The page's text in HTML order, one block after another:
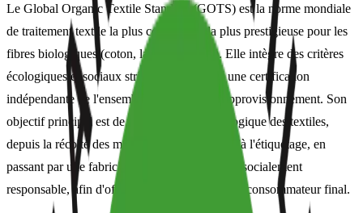
Le Global Organic Textile Standard (GOTS) est la norme mondiale
de traitement textile la plus complète et la plus prestigieuse pour les
fibres biologiques (coton, laine, soie, etc.). Elle intègre des critères
écologiques et sociaux stricts, soutenus par une certification
indépendante de l'ensemble de la chaîne d'approvisionnement. Son
objectif principal est de garantir le statut biologique des textiles,
depuis la récolte des matières premières jusqu'à l'étiquetage, en
passant par une fabrication écologiquement et socialement
responsable, afin d'offrir une garantie fiable au consommateur final.